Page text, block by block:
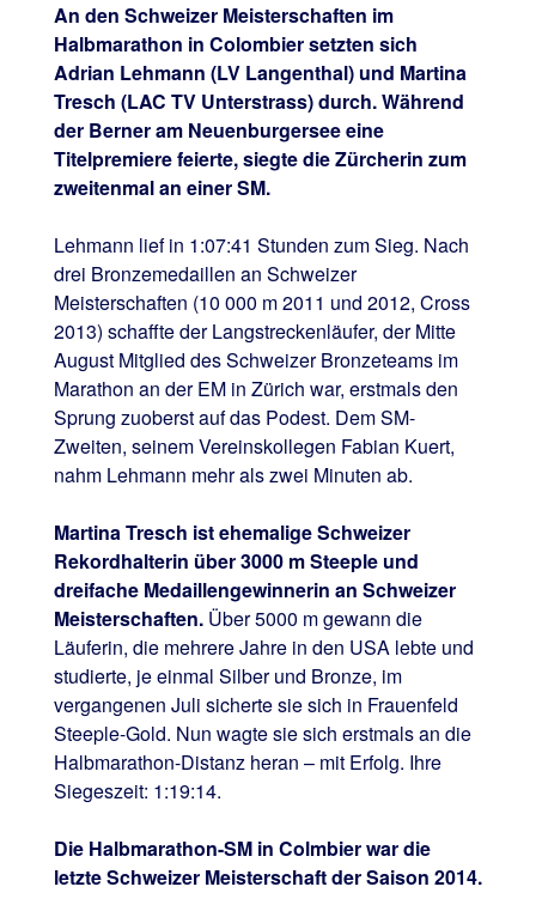
An den Schweizer Meisterschaften im
Halbmarathon in Colombier setzten sich
Adrian Lehmann (LV Langenthal) und Martina
Tresch (LAC TV Unterstrass) durch. Während
der Berner am Neuenburgersee eine
Titelpremiere feierte, siegte die Zürcherin zum
zweitenmal an einer SM.
Lehmann lief in 1:07:41 Stunden zum Sieg. Nach
drei Bronzemedaillen an Schweizer
Meisterschaften (10 000 m 2011 und 2012, Cross
2013) schaffte der Langstreckenläufer, der Mitte
August Mitglied des Schweizer Bronzeteams im
Marathon an der EM in Zürich war, erstmals den
Sprung zuoberst auf das Podest. Dem SM-
Zweiten, seinem Vereinskollegen Fabian Kuert,
nahm Lehmann mehr als zwei Minuten ab.
Martina Tresch ist ehemalige Schweizer
Rekordhalterin über 3000 m Steeple und
dreifache Medaillengewinnerin an Schweizer
Meisterschaften.Über 5000 m gewann die
Läuferin, die mehrere Jahre in den USA lebte und
studierte, je einmal Silber und Bronze, im
vergangenen Juli sicherte sie sich in Frauenfeld
Steeple-Gold. Nun wagte sie sich erstmals an die
Halbmarathon-Distanz heran – mit Erfolg. Ihre
Siegeszeit: 1:19:14.
Die Halbmarathon-SM in Colmbier war die
letzte Schweizer Meisterschaft der Saison 2014.